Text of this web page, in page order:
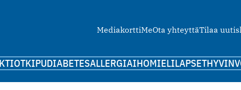
MediakorttiMeOta yhteyttäTilaa
KIPUDIABETESALLERGIAIHOMIELILAPSET